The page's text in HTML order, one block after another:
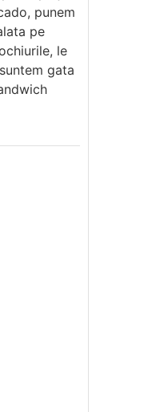
punem
pe
le
gata